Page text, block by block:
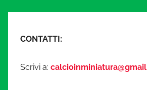
CONTATTI:
Scrivi a: